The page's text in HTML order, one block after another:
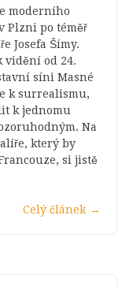
moderního
Plzni po téměř
Josefa Šímy.
vidění od 24.
síni Masné
k surrealismu,
k jednomu
Na
který by
si jistě
Celý článek →